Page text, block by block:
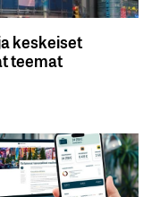
keskeiset
teemat